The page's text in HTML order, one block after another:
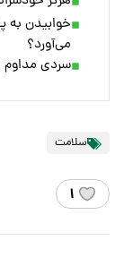
خوابیدن به
می‌آورد؟
سردی
سلامت
۱